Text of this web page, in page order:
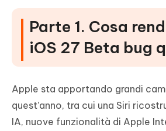
Soluzione 5: Crash delle app e
compatibilità
FAQ sugli iOS 27 Beta
Parte 1. Cosa
iOS 27 Beta bug
Apple sta apportando grandi
quest’anno, tra cui una Siri
IA, nuove funzionalità di Apple